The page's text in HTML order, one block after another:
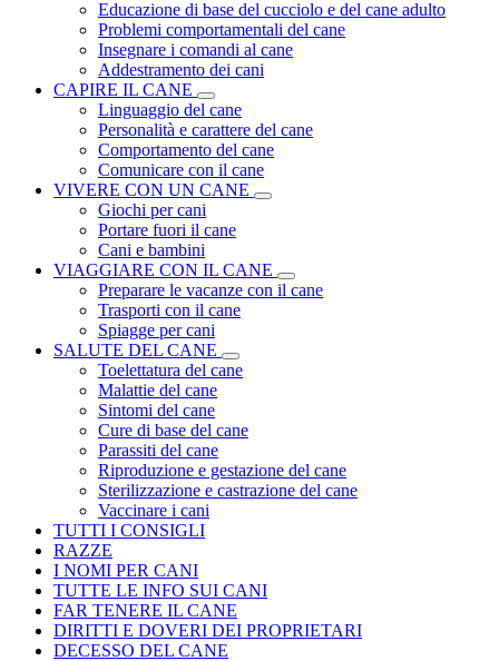
Educazione di base del cucciolo e del cane adulto
Problemi comportamentali del cane
Insegnare i comandi al cane
Addestramento dei cani
CAPIRE IL CANE
Linguaggio del cane
Personalità e carattere del cane
Comportamento del cane
Comunicare con il cane
VIVERE CON UN CANE
Giochi per cani
Portare fuori il cane
Cani e bambini
VIAGGIARE CON IL CANE
Preparare le vacanze con il cane
Trasporti con il cane
Spiagge per cani
SALUTE DEL CANE
Toelettatura del cane
Malattie del cane
Sintomi del cane
Cure di base del cane
Parassiti del cane
Riproduzione e gestazione del cane
Sterilizzazione e castrazione del cane
Vaccinare i cani
TUTTI I CONSIGLI
RAZZE
I NOMI PER CANI
TUTTE LE INFO SUI CANI
FAR TENERE IL CANE
DIRITTI E DOVERI DEI PROPRIETARI
DECESSO DEL CANE